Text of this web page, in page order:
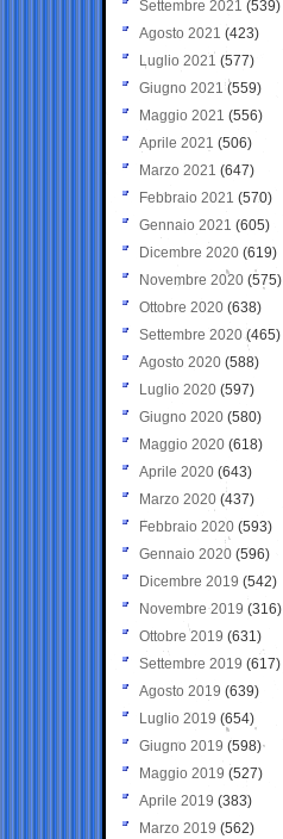
Settembre 2021 (539)
Agosto 2021 (423)
Luglio 2021 (577)
Giugno 2021(559)
Maggio 2021 (556)
Aprile 2021 (506)
Marzo 2021 (647)
Febbraio 2021 (570)
Gennaio 2021 (605)
Dicembre 2020 (619)
Novembre 2020 (575)
Ottobre 2020 (638)
Settembre 2020(465)
Agosto 2020 (588)
Luglio 2020 (597)
Giugno 2020 (580)
Maggio 2020 (618)
Aprile 2020 (643)
Marzo 2020 (437)
Febbraio 2020 (593)
Gennaio 2020 (596)
Dicembre 2019 (542)
Novembre 2019 (316)
Ottobre 2019 (631)
Settembre 2019 (617)
Agosto 2019 (639)
Luglio 2019 (654)
Giugno 2019 (598)
Maggio 2019 (527)
Aprile 2019 (383)
Marzo 2019 (562)